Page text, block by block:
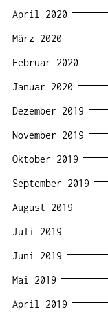
April 2020
März 2020
Februar 2020
Januar 2020
Dezember 2019
November 2019
Oktober 2019
September 2019
August 2019
Juli 2019
Juni 2019
Mai 2019
April 2019